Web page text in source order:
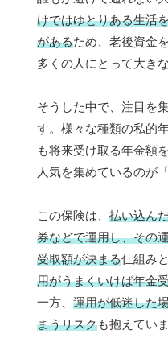
けではゆとりある生活
があるため、老後資金
多くの人にとって大き
そうした中で、注目を
す。様々な種類の私的
も将来受け取る年金額
人気を集めているのが
この保険は、 払い込ん
券などで運用し、その
受取額が決まる仕組み
用がうまくいけば年金
一方、 運用が低迷した
まうリスクも抱えていま